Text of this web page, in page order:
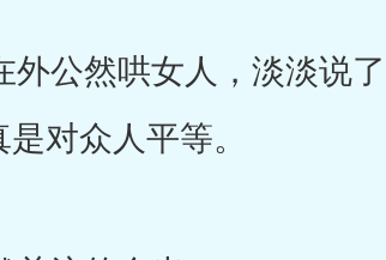
公然哄女人，淡淡说
对众人平等。